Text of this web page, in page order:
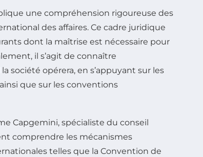
une compréhension rigoureuse des
des affaires. Ce cadre juridique
dont la maîtrise est nécessaire pour
il s’agit de connaître
société opérera, en s’appuyant sur les
que sur les conventions
Capgemini, spécialiste du conseil
comprendre les mécanismes
telles que la Convention de